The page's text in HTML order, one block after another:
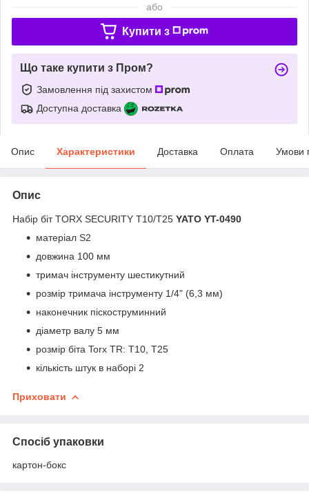
або
Купити з
Що таке купити з Пром?
Замовлення під захистом
Доступна доставка
Опис Характеристики Доставка Оплата Умови
Опис
Набір біт TORX SECURITY T10/T25 YATO YT-0490
матеріал S2
довжина 100 мм
тримач інструменту шестикутний
розмір тримача інструменту 1/4" (6,3 мм)
наконечник піскоструминний
діаметр валу 5 мм
розмір біта Torx TR: Т10, Т25
кількість штук в наборі 2
Приховати
Спосіб упаковки
картон-бокс